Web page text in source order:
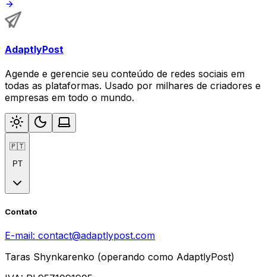
AdaptlyPost
Agende e gerencie seu conteúdo de redes sociais em
todas as plataformas. Usado por milhares de criadores e
empresas em todo o mundo.
🇵🇹
PT
Contato
E-mail: contact@adaptlypost.com
Taras Shynkarenko (operando como AdaptlyPost)